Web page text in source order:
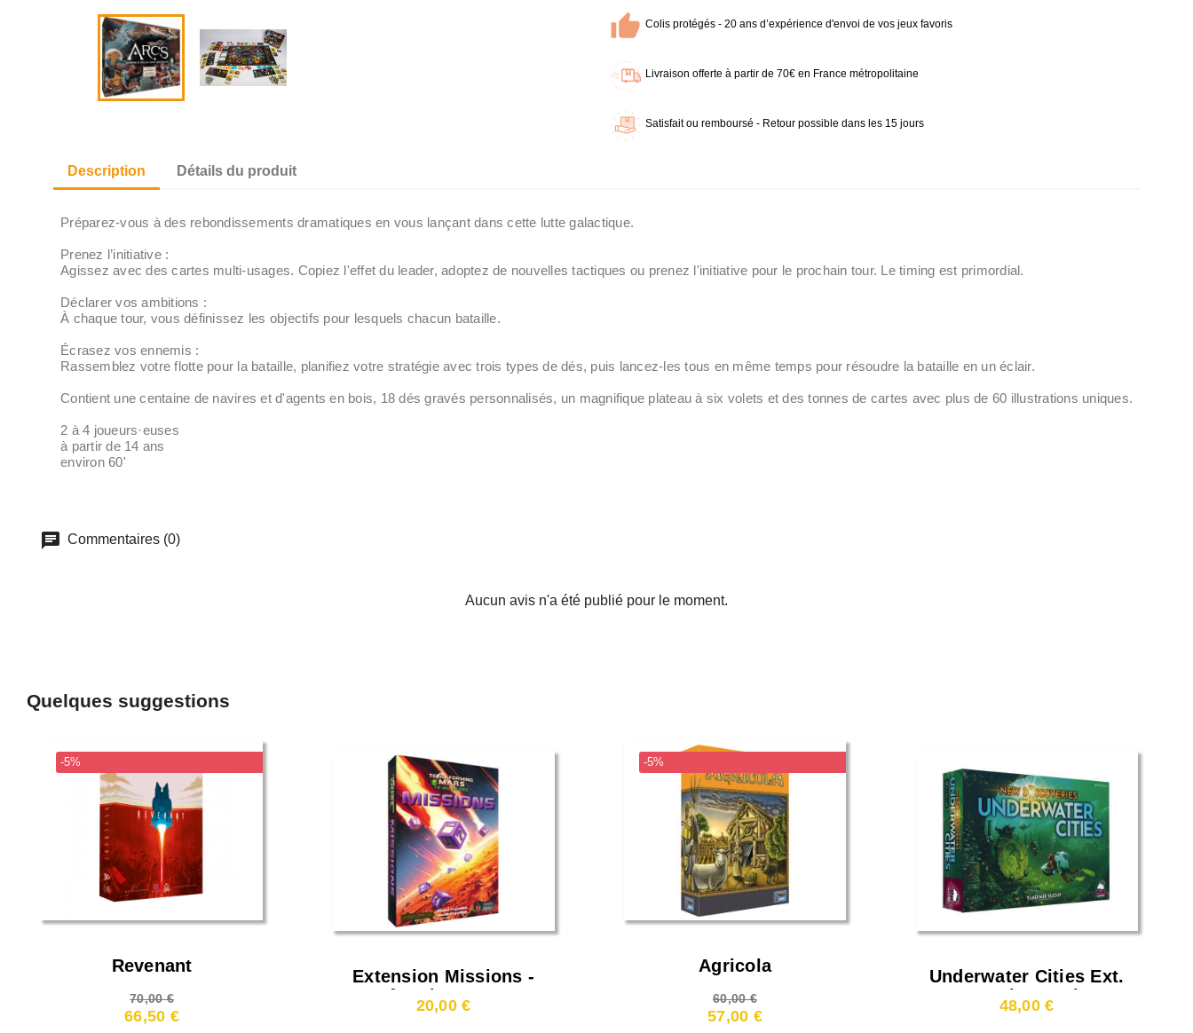
Colis protégés - 20 ans d’expérience d'envoi de vos jeux favoris
Livraison offerte à partir de 70€ en France métropolitaine
Satisfait ou remboursé - Retour possible dans les 15 jours
Description Détails du produit
Préparez-vous à des rebondissements dramatiques en vous lançant dans cette lutte galactique.
Prenez l’initiative :
Agissez avec des cartes multi-usages. Copiez l'effet du leader, adoptez de nouvelles tactiques ou prenez l'initiative pour le prochain tour. Le timing est primordial.
Déclarer vos ambitions :
À chaque tour, vous définissez les objectifs pour lesquels chacun bataille.
Écrasez vos ennemis :
Rassemblez votre flotte pour la bataille, planifiez votre stratégie avec trois types de dés, puis lancez-les tous en même temps pour résoudre la bataille en un éclair.
Contient une centaine de navires et d'agents en bois, 18 dés gravés personnalisés, un magnifique plateau à six volets et des tonnes de cartes avec plus de 60 illustrations uniques.
2 à 4 joueurs·euses
à partir de 14 ans
environ 60'
Commentaires (0)
Aucun avis n'a été publié pour le moment.
Quelques suggestions
-5%
Revenant
70,00 €
66,50 €
Extension Missions -
Terraforming Mars : Le
Jeu De Dés
20,00 €
-5%
Agricola
60,00 €
57,00 €
Underwater Cities Ext.
New Discoveries
48,00 €